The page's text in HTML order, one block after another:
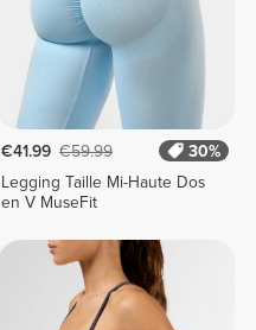
€41.99 €59.99
30%
Legging Taille Mi-Haute Dos
en V MuseFit